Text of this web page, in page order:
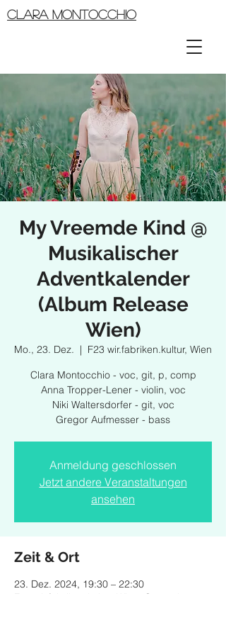
CLARA MONTOCCHIO
My Vreemde Kind @
Musikalischer
Adventkalender
(Album Release
Wien)
Mo., 23. Dez.
  |
F23 wir.fabriken.kultur, Wien
Clara Montocchio - voc, git, p, comp
Anna Tropper-Lener - violin, voc
Niki Waltersdorfer - git, voc
Gregor Aufmesser - bass
Anmeldung geschlossen
Jetzt andere Veranstaltungen
ansehen
Zeit & Ort
23. Dez. 2024, 19:30 – 22:30
F23 wir.fabriken.kultur, Wien, Gastgebgasse